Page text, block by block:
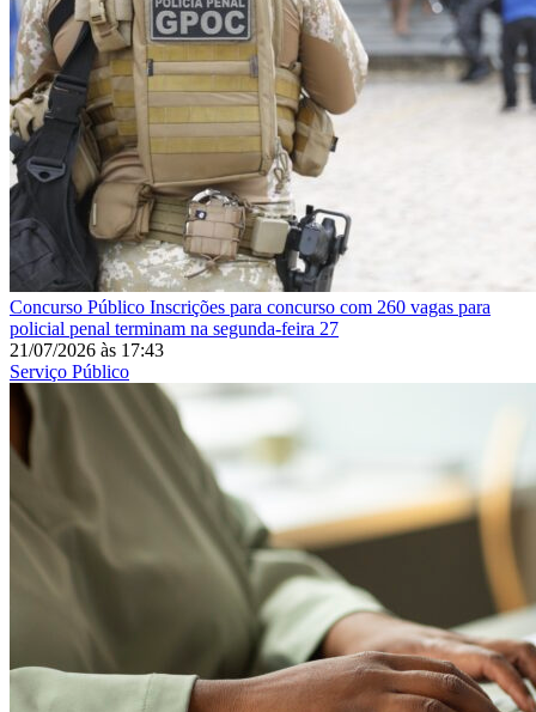
Concurso Público Inscrições para concurso com 260 vagas para
policial penal terminam na segunda-feira 27
21/07/2026 às 17:43
Serviço Público